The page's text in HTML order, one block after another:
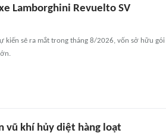
Lamborghini Revuelto SV
kiến sẽ ra mắt trong tháng 8/2026, vốn sở hữu gói
vũ khí hủy diệt hàng loạt